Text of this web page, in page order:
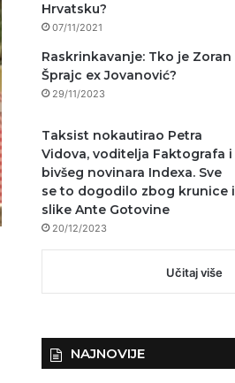
Hrvatsku?
07/11/2021
Raskrinkavanje: Tko je Zoran
Šprajc ex Jovanović?
29/11/2023
Taksist nokautirao Petra
Vidova, voditelja Faktografa i
bivšeg novinara Indexa. Sve
se to dogodilo zbog krunice i
slike Ante Gotovine
20/12/2023
Učitaj više
NAJNOVIJE